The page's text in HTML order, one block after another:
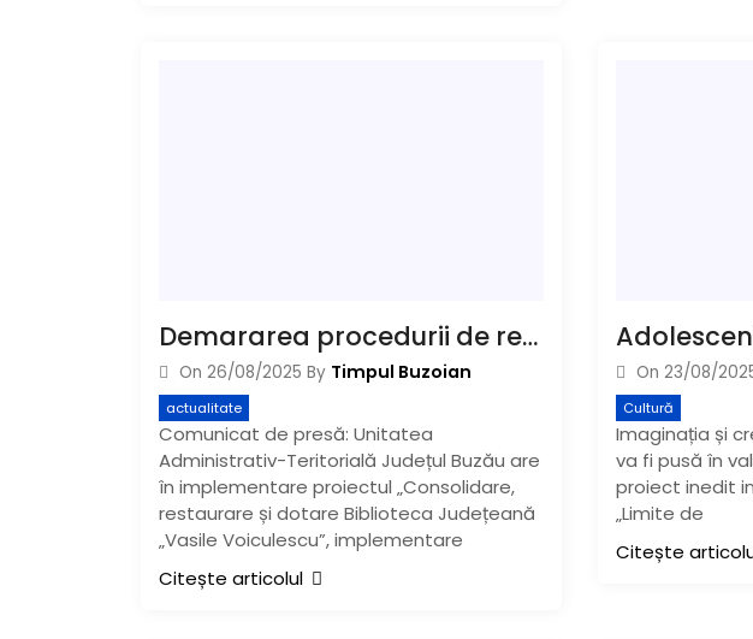
Demararea procedurii de recepție la terminarea lucrărilor pentru obiectivul de patrimoniu național Biblioteca Judeţeană “Vasile Voiculescu” Buzău
On 26/08/2025 By Timpul Buzoian
actualitate
Comunicat de presă: Unitatea
Administrativ-Teritorială Județul Buzău are
în implementare proiectul „Consolidare,
restaurare și dotare Biblioteca Județeană
„Vasile Voiculescu”, implementare
Citește articolul
On 23/08/
Cultură
Imaginația și
va fi pusă în
proiect inedit
„Limite de
Citește